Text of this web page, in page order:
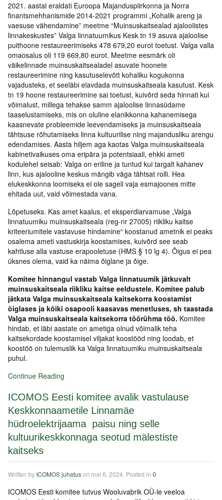
2021. aastal eraldati Euroopa Majanduspiirkonna ja Norra
finantsmehhanismide 2014-2021 programmi „Kohalik areng ja
vaesuse vähendamine” meetme “Muinsuskaitsealad ajaloolistes
linnakeskustes” Valga linnatuumikus Kesk tn 19 asuva ajaloolise
puithoone restaureerimiseks 478 679,20 eurot toetust. Valga valla
omaosalus oli 119 669,80 eurot. Meetme eesmärk oli
väikelinnade muinsuskaitsealadel asuvate hoonete
restaureerimine ning kasutuselevõtt kohaliku kogukonna
vajadusteks, et seeläbi elavdada muinsuskaitseala kasutust. Kesk
tn 19 hoone restaureerimine sai toetust, kuivõrd seda hinnati kui
võimalust, millega tehakse samm ajaloolise linnasüdame
taaselustamiseks, mis on oluline elanikkonna kahanemisega
kaasnevate probleemide leevendamiseks ja muinsuskaitseala
tähtsuse rõhutamiseks linna kultuurilise ning majandusliku arengu
edendamises. Aasta hiljem aga kaotas Valga muinsuskaitseala
kabinetivaikuses oma eripära ja potentsiaali, ehkki ameti
kodulehel seisab: Valga on eriline ja tuntud kui targalt kahanev
linn, kus ajalooline keskus mängib väga tähtsat rolli. Hea
elukeskkonna loomiseks ei ole sageli vaja esmajoones mitte
ehitada uut, vaid võimestada vana.
Lõpetuseks. Kas amet kaalus, et eksperdiarvamuse „Valga
linnatuumiku muinsuskaitseala (reg-nr 27005) riikliku kaitse
kriteeriumitele vastavuse hindamine“ koostanud ametnik ei peaks
osalema ameti vastuskirja koostamises, kuivõrd see seab
kahtluse alla vastuse erapooletuse (HMS § 10 lg 4). Õigus ei pea
üksnes olema, vaid ka näima õiglane ja õige.
Komitee hinnangul vastab Valga linnatuumik jätkuvalt
muinsuskaitseala riikliku kaitse eeldustele. Komitee palub
jätkata Valga muinsuskaitseala kaitsekorra koostamist
õiglases ja kõiki osapooli kaasavas menetluses, sh taastada
Valga muinsuskaitseala kaitsekorra töörühma töö. Komitee
hindab, et läbi aastate on ametiga olnud võimalik teha
kaitsekordade koostamisel viljakat koostööd ning loodab, et
koostöö on tulemuslik ka Valga linnatuumiku muinsuskaitseala
puhul.
Continue Reading
ICOMOS Eesti komitee avalik vastulause
Keskkonnaametile Linnamäe
hüdroelektrijaama paisu ning selle
kultuurikeskkonnaga seotud mälestiste
kaitseks
Written by ICOMOS juhatuson mai 6, 2024 . Posted in 0
ICOMOS Eesti komitee tutvus Wooluvabrik OÜ-le veeloa